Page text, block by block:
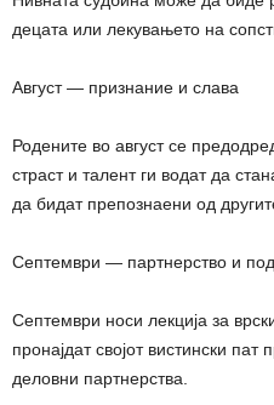
децата или лекувањето на
Август — признание и слава
Родените во август се
страст и талент ги водат да
да бидат препознаени од
Септември — партнерство и
Септември носи лекција за
пронајдат својот вистински
деловни партнерства.